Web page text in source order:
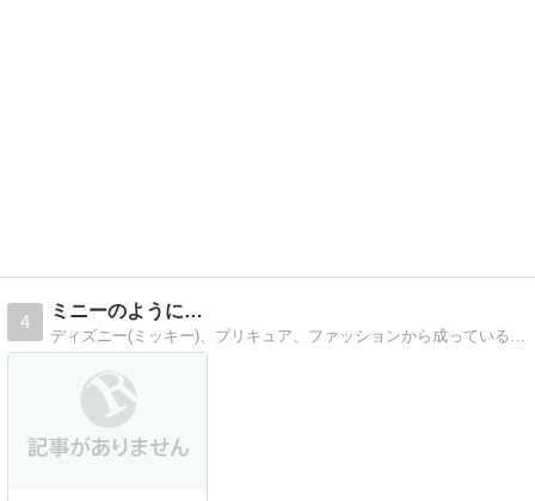
4
ミニーのように…
ディズニー(ミッキー)、プリキュア、ファッションから成っている私のｇｄｇｄ日常日記